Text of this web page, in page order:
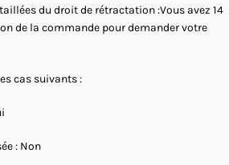
du droit de rétractation :Vous avez 14
de la commande pour demander votre
cas suivants :
: Non